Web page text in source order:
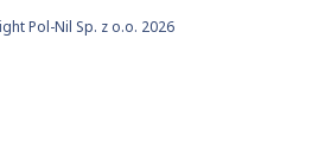
Pol-Nil Sp. z o.o. 2026